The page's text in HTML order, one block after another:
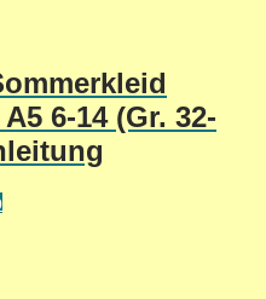
6-14 (Gr. 32-